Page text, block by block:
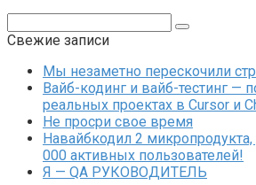
Свежие записи
Мы незаметно перескочили
Вайб-кодинг и вайб-тестинг —
реальных проектах в Cursor и
Не просри свое время
Навайбкодил 2
000 активных пользователей!
Я — QA РУКОВОДИТЕЛЬ